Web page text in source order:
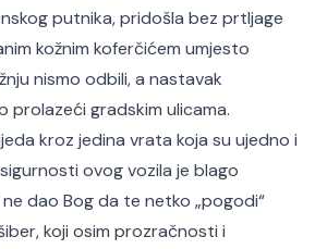
putnika, pridošla bez prtljage
kožnim koferčićem umjesto
nismo odbili, a nastavak
prolazeći gradskim ulicama.
kroz jedina vrata koja su ujedno i
ovog vozila je blago
dao Bog da te netko „pogodi“
koji osim prozračnosti i